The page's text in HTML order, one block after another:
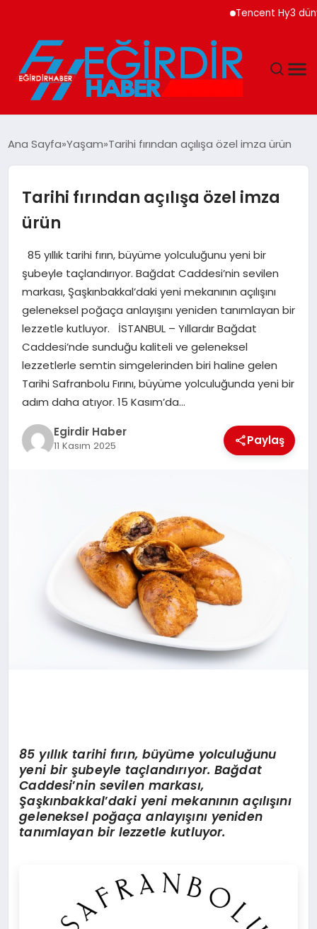
Tencent Hy3 dünya
EĞITIM
EKONOMI
MAGAZIN
SIYASET
SPOR
TEKNOLOJI
YAŞAM
Ana Sayfa Yaşam Tarihi fırından açılışa özel imza ürün
Tarihi fırından açılışa özel imza
ürün
85 yıllık tarihi fırın, büyüme yolculuğunu yeni bir
şubeyle taçlandırıyor. Bağdat Caddesi’nin sevilen
markası, Şaşkınbakkal’daki yeni mekanının açılışını
geleneksel poğaça anlayışını yeniden tanımlayan bir
lezzetle kutluyor. İSTANBUL – Yıllardır Bağdat
Caddesi’nde sunduğu kaliteli ve geleneksel
lezzetlerle semtin simgelerinden biri haline gelen
Tarihi Safranbolu Fırını, büyüme yolculuğunda yeni bir
adım daha atıyor. 15 Kasım’da…
Egirdir Haber
11 Kasım 2025 Paylaş
85 yıllık tarihi fırın, büyüme yolculuğunu
yeni bir şubeyle taçlandırıyor. Bağdat
Caddesi’nin sevilen markası,
Şaşkınbakkal’daki yeni mekanının açılışını
geleneksel poğaça anlayışını yeniden
tanımlayan bir lezzetle kutluyor.